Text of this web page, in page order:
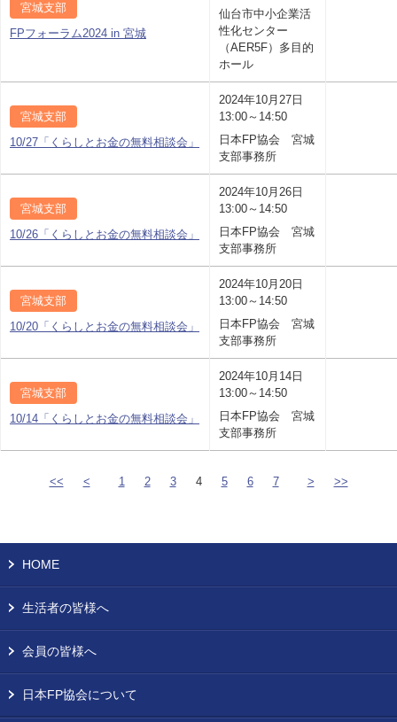
宮城支部
FPフォーラム2024 in 宮城
仙台市中小企業活
性化センター
（AER5F）多目的
ホール
宮城支部
10/27「くらしとお金の無料相談会」
2024年10月27日
13:00～14:50
日本FP協会 宮城
支部事務所
宮城支部
10/26「くらしとお金の無料相談会」
2024年10月26日
13:00～14:50
日本FP協会 宮城
支部事務所
宮城支部
10/20「くらしとお金の無料相談会」
2024年10月20日
13:00～14:50
日本FP協会 宮城
支部事務所
宮城支部
10/14「くらしとお金の無料相談会」
2024年10月14日
13:00～14:50
日本FP協会 宮城
支部事務所
<< < 1 2 3 4 5 6 7 > >>
HOME
生活者の皆様へ
会員の皆様へ
日本FP協会について